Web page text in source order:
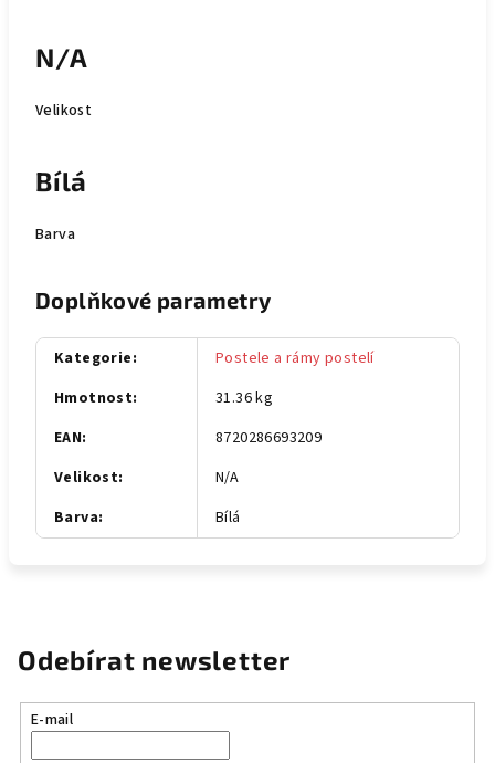
N/A
Velikost
Bílá
Barva
Doplňkové parametry
Kategorie:
Postele a rámy postelí
Hmotnost:
31.36 kg
EAN:
8720286693209
Velikost:
N/A
Barva: Bílá
Odebírat newsletter
E-mail